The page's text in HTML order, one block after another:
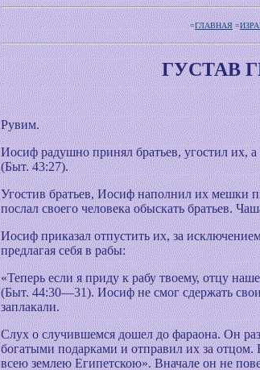
=ГЛАВНАЯ=
ГУСТАВ
Рувим.
Иосиф радушно принял братьев, угостил их,
(Быт. 43:27).
Угостив братьев, Иосиф наполнил их мешки
послал своего человека обыскать братьев.
Иосиф приказал отпустить их, за
предлагая себя в рабы:
«Теперь если я приду к рабу твоему, отцу
(Быт. 44:30—31). Иосиф не смог сдержать
заплакали.
Слух о случившемся дошел до фараона. Он
богатыми подарками и отправил их за
всею землею Египетскою». Вначале он не